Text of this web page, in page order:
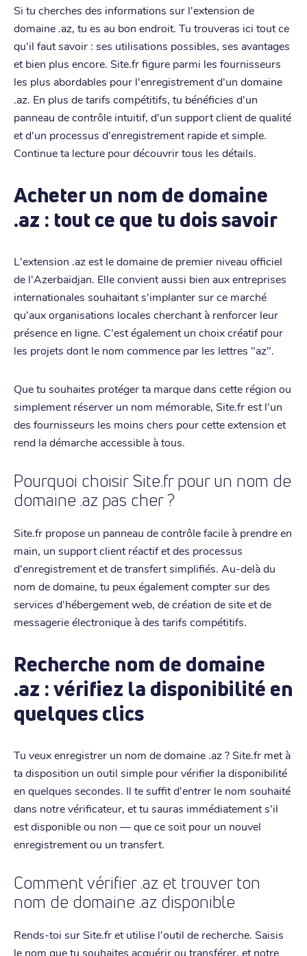
Si tu cherches des informations sur l'extension de
domaine .az, tu es au bon endroit. Tu trouveras ici tout ce
qu'il faut savoir : ses utilisations possibles, ses avantages
et bien plus encore. Site.fr figure parmi les fournisseurs
les plus abordables pour l'enregistrement d'un domaine
.az. En plus de tarifs compétitifs, tu bénéficies d'un
panneau de contrôle intuitif, d'un support client de qualité
et d'un processus d'enregistrement rapide et simple.
Continue ta lecture pour découvrir tous les détails.
Acheter un nom de domaine
.az : tout ce que tu dois savoir
L'extension .az est le domaine de premier niveau officiel
de l'Azerbaïdjan. Elle convient aussi bien aux entreprises
internationales souhaitant s'implanter sur ce marché
qu'aux organisations locales cherchant à renforcer leur
présence en ligne. C'est également un choix créatif pour
les projets dont le nom commence par les lettres "az".
Que tu souhaites protéger ta marque dans cette région ou
simplement réserver un nom mémorable, Site.fr est l'un
des fournisseurs les moins chers pour cette extension et
rend la démarche accessible à tous.
Pourquoi choisir Site.fr pour un nom de
domaine .az pas cher ?
Site.fr propose un panneau de contrôle facile à prendre en
main, un support client réactif et des processus
d'enregistrement et de transfert simplifiés. Au-delà du
nom de domaine, tu peux également compter sur des
services d'hébergement web, de création de site et de
messagerie électronique à des tarifs compétitifs.
Recherche nom de domaine
.az : vérifiez la disponibilité en
quelques clics
Tu veux enregistrer un nom de domaine .az ? Site.fr met à
ta disposition un outil simple pour vérifier la disponibilité
en quelques secondes. Il te suffit d'entrer le nom souhaité
dans notre vérificateur, et tu sauras immédiatement s'il
est disponible ou non — que ce soit pour un nouvel
enregistrement ou un transfert.
Comment vérifier .az et trouver ton
nom de domaine .az disponible
Rends-toi sur Site.fr et utilise l'outil de recherche. Saisis
le nom que tu souhaites acquérir ou transférer, et notre